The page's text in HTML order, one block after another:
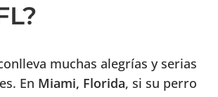
muchas alegrías y serias
En Miami, Florida, si su perro